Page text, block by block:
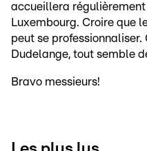
accueillera régulièrement
Luxembourg. Croire que
peut se
Dudelange, tout semble
Bravo messieurs!